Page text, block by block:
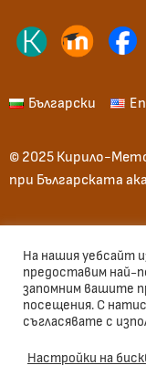
Български
© 2025 Кирило-
при Българската
Използван шрифт:
На нашия уебсайт
предоставим най-
запомним вашите
посещения. С
съгласявате с
Настройки на